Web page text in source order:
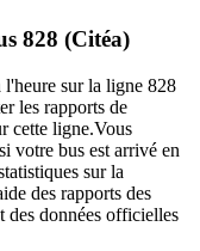
828 (Citéa)
l'heure sur la ligne 828
les rapports de
cette ligne.Vous
votre bus est arrivé en
sur la
des rapports des
des données officielles